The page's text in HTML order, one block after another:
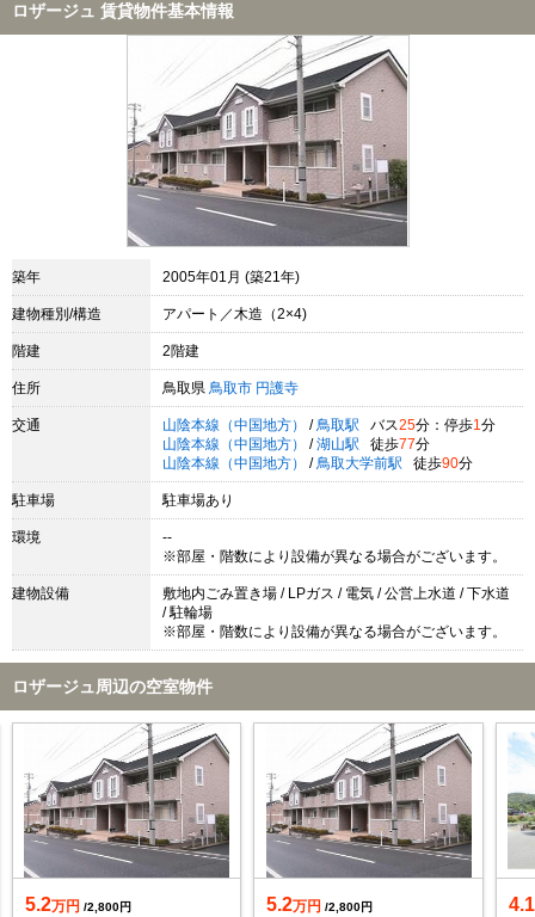
ロザージュ 賃貸物件基本情報
築年 2005年01月 (築21年)
建物種別/構造 アパート／木造（2×4)
階建 2階建
住所 鳥取県 鳥取市 円護寺
交通 山陰本線（中国地方） / 鳥取駅 バス25分：停歩1 分
山陰本線（中国地方）
/ 湖山駅 徒歩77分
山陰本線（中国地方）
/ 鳥取大学前駅 徒歩90分
駐車場 駐車場あり
環境
--
※部屋・階数により設備が異なる場合がございます。
建物設備
敷地内ごみ置き場 / LPガス / 電気 / 公営上水道 / 下水道
/ 駐輪場
※部屋・階数により設備が異なる場合がございます。
ロザージュ周辺の空室物件
5.2万円 /2,800円 5.2万円 /2,800円